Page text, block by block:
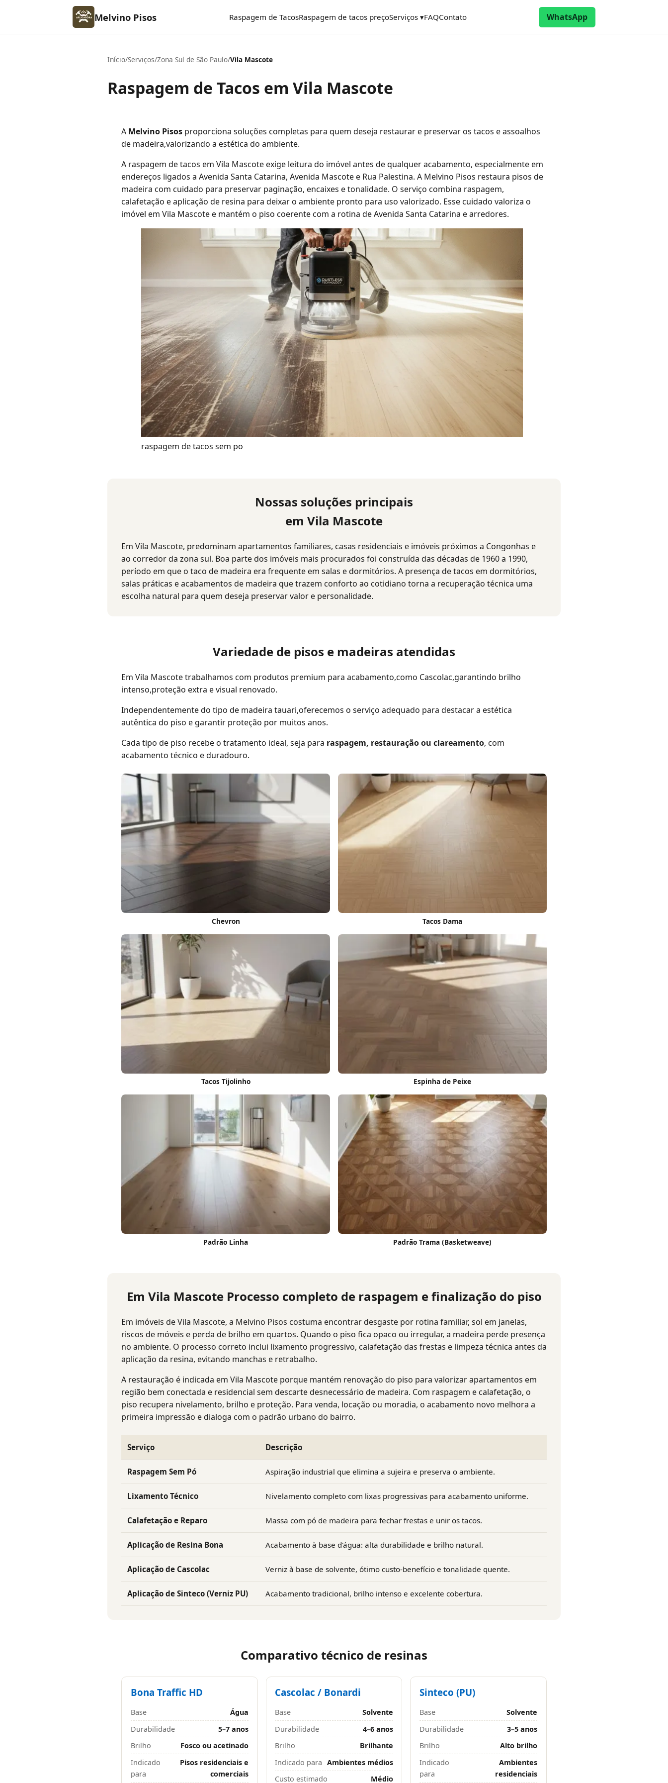
Melvino Pisos Raspagem de TacosRaspagem de tacos preçoServiços ▾FAQContato WhatsApp
Início/Serviços/Zona Sul de São Paulo/Vila Mascote
Raspagem de Tacos em Vila Mascote
A Melvino Pisos proporciona soluções completas para quem deseja restaurar e preservar os tacos e assoalhos
de madeira,valorizando a estética do ambiente.
A raspagem de tacos em Vila Mascote exige leitura do imóvel antes de qualquer acabamento, especialmente em
endereços ligados a Avenida Santa Catarina, Avenida Mascote e Rua Palestina. A Melvino Pisos restaura pisos de
madeira com cuidado para preservar paginação, encaixes e tonalidade. O serviço combina raspagem,
calafetação e aplicação de resina para deixar o ambiente pronto para uso valorizado. Esse cuidado valoriza o
imóvel em Vila Mascote e mantém o piso coerente com a rotina de Avenida Santa Catarina e arredores.
raspagem de tacos sem po
Nossas soluções principais
em Vila Mascote
Em Vila Mascote, predominam apartamentos familiares, casas residenciais e imóveis próximos a Congonhas e
ao corredor da zona sul. Boa parte dos imóveis mais procurados foi construída das décadas de 1960 a 1990,
período em que o taco de madeira era frequente em salas e dormitórios. A presença de tacos em dormitórios,
salas práticas e acabamentos de madeira que trazem conforto ao cotidiano torna a recuperação técnica uma
escolha natural para quem deseja preservar valor e personalidade.
Variedade de pisos e madeiras atendidas
Em Vila Mascote trabalhamos com produtos premium para acabamento,como Cascolac,garantindo brilho
intenso,proteção extra e visual renovado.
Independentemente do tipo de madeira tauari,oferecemos o serviço adequado para destacar a estética
autêntica do piso e garantir proteção por muitos anos.
Cada tipo de piso recebe o tratamento ideal, seja para raspagem, restauração ou clareamento, com
acabamento técnico e duradouro.
Chevron Tacos Dama
Tacos Tijolinho Espinha de Peixe
Padrão Linha Padrão Trama (Basketweave)
Em Vila Mascote Processo completo de raspagem e finalização do piso
Em imóveis de Vila Mascote, a Melvino Pisos costuma encontrar desgaste por rotina familiar, sol em janelas,
riscos de móveis e perda de brilho em quartos. Quando o piso fica opaco ou irregular, a madeira perde presença
no ambiente. O processo correto inclui lixamento progressivo, calafetação das frestas e limpeza técnica antes da
aplicação da resina, evitando manchas e retrabalho.
A restauração é indicada em Vila Mascote porque mantém renovação do piso para valorizar apartamentos em
região bem conectada e residencial sem descarte desnecessário de madeira. Com raspagem e calafetação, o
piso recupera nivelamento, brilho e proteção. Para venda, locação ou moradia, o acabamento novo melhora a
primeira impressão e dialoga com o padrão urbano do bairro.
Serviço Descrição
Raspagem Sem Pó Aspiração industrial que elimina a sujeira e preserva o ambiente.
Lixamento Técnico Nivelamento completo com lixas progressivas para acabamento uniforme.
Calafetação e Reparo Massa com pó de madeira para fechar frestas e unir os tacos.
Aplicação de Resina Bona Acabamento à base d'água: alta durabilidade e brilho natural.
Aplicação de Cascolac Verniz à base de solvente, ótimo custo-benefício e tonalidade quente.
Aplicação de Sinteco (Verniz PU) Acabamento tradicional, brilho intenso e excelente cobertura.
Comparativo técnico de resinas
Bona Traffic HD
Base
Água
Durabilidade
5–7 anos
Brilho
Fosco ou acetinado
Indicado
para
Pisos residenciais e
comerciais
Cascolac / Bonardi
Base
Solvente
Durabilidade
4–6 anos
Brilho
Brilhante
Indicado para Ambientes médios
Custo estimado
Médio
Sinteco (PU)
Base
Solvente
Durabilidade
3–5 anos
Brilho
Alto brilho
Indicado
para
Ambientes
residenciais